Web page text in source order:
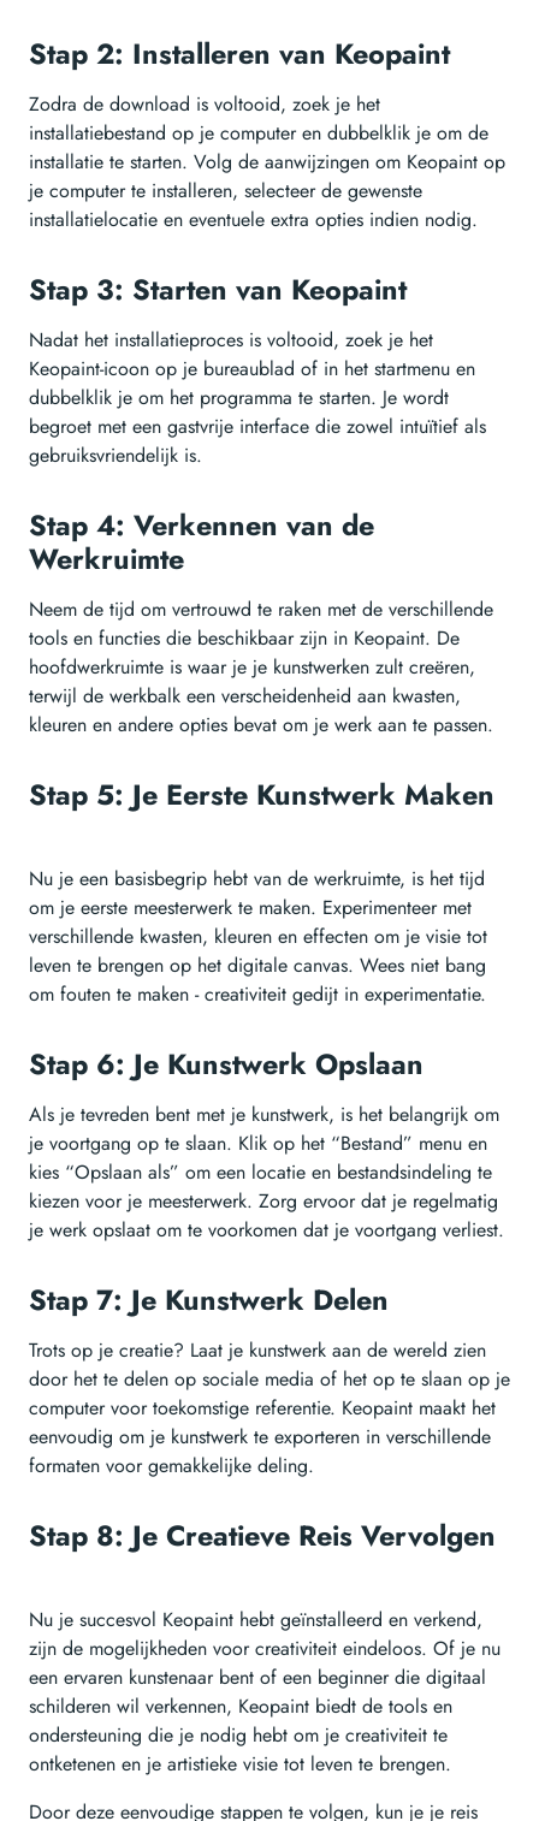
Stap 2: Installeren van Keopaint
Zodra de download is voltooid, zoek je het
installatiebestand op je computer en dubbelklik je om de
installatie te starten. Volg de aanwijzingen om Keopaint op
je computer te installeren, selecteer de gewenste
installatielocatie en eventuele extra opties indien nodig.
Stap 3: Starten van Keopaint
Nadat het installatieproces is voltooid, zoek je het
Keopaint-icoon op je bureaublad of in het startmenu en
dubbelklik je om het programma te starten. Je wordt
begroet met een gastvrije interface die zowel intuïtief als
gebruiksvriendelijk is.
Stap 4: Verkennen van de
Werkruimte
Neem de tijd om vertrouwd te raken met de verschillende
tools en functies die beschikbaar zijn in Keopaint. De
hoofdwerkruimte is waar je je kunstwerken zult creëren,
terwijl de werkbalk een verscheidenheid aan kwasten,
kleuren en andere opties bevat om je werk aan te passen.
Stap 5: Je Eerste Kunstwerk Maken
Nu je een basisbegrip hebt van de werkruimte, is het tijd
om je eerste meesterwerk te maken. Experimenteer met
verschillende kwasten, kleuren en effecten om je visie tot
leven te brengen op het digitale canvas. Wees niet bang
om fouten te maken - creativiteit gedijt in experimentatie.
Stap 6: Je Kunstwerk Opslaan
Als je tevreden bent met je kunstwerk, is het belangrijk om
je voortgang op te slaan. Klik op het “Bestand” menu en
kies “Opslaan als” om een locatie en bestandsindeling te
kiezen voor je meesterwerk. Zorg ervoor dat je regelmatig
je werk opslaat om te voorkomen dat je voortgang verliest.
Stap 7: Je Kunstwerk Delen
Trots op je creatie? Laat je kunstwerk aan de wereld zien
door het te delen op sociale media of het op te slaan op je
computer voor toekomstige referentie. Keopaint maakt het
eenvoudig om je kunstwerk te exporteren in verschillende
formaten voor gemakkelijke deling.
Stap 8: Je Creatieve Reis Vervolgen
Nu je succesvol Keopaint hebt geïnstalleerd en verkend,
zijn de mogelijkheden voor creativiteit eindeloos. Of je nu
een ervaren kunstenaar bent of een beginner die digitaal
schilderen wil verkennen, Keopaint biedt de tools en
ondersteuning die je nodig hebt om je creativiteit te
ontketenen en je artistieke visie tot leven te brengen.
Door deze eenvoudige stappen te volgen, kun je je reis